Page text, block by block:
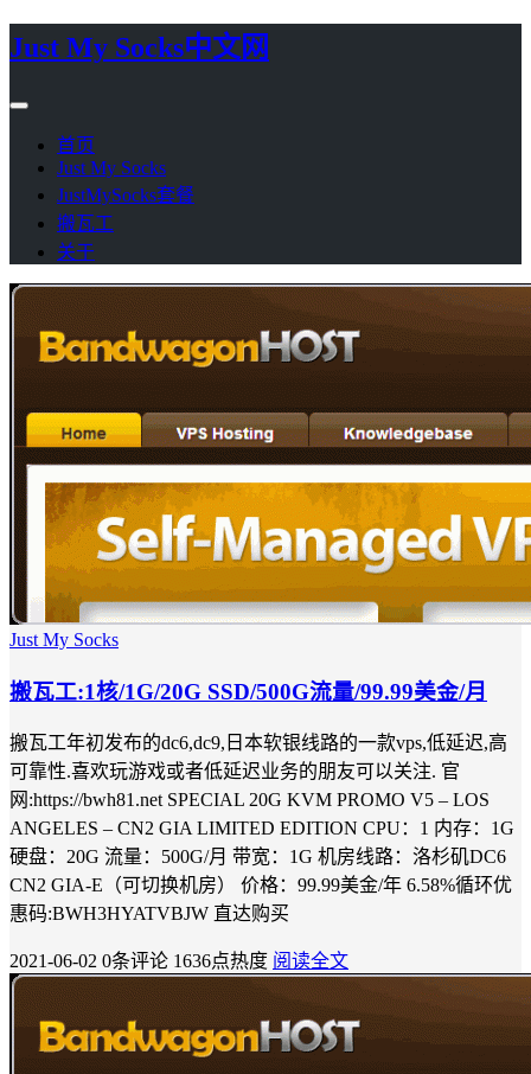
Just My Socks中文网
首页
Just My Socks
JustMySocks套餐
搬瓦工
关于
Just My Socks
搬瓦工:1核/1G/20G SSD/500G流量/99.99美金/月
搬瓦工年初发布的dc6,dc9,日本软银线路的一款vps,低延迟,高
可靠性.喜欢玩游戏或者低延迟业务的朋友可以关注. 官
网:https://bwh81.net SPECIAL 20G KVM PROMO V5 – LOS
ANGELES – CN2 GIA LIMITED EDITION CPU：1 内存：1G
硬盘：20G 流量：500G/月 带宽：1G 机房线路：洛杉矶DC6
CN2 GIA-E（可切换机房） 价格：99.99美金/年 6.58%循环优
惠码:BWH3HYATVBJW 直达购买
2021-06-02 0条评论 1636点热度 阅读全文